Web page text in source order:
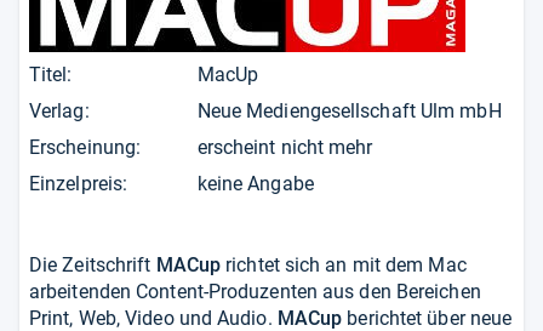
Titel:
Verlag:
Erscheinung:
Einzelpreis:
MacUp
Neue Mediengesellschaft Ulm mbH
erscheint nicht mehr
keine Angabe
Die Zeitschrift MACup richtet sich an mit dem Mac
arbeitenden Content-Produzenten aus den Bereichen
Print, Web, Video und Audio. MACup berichtet über neue